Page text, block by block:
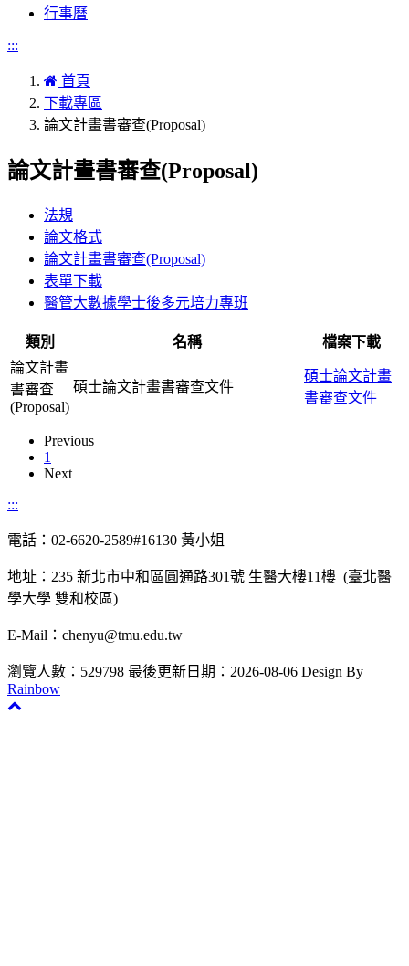
行事曆
:::
首頁
下載專區
論文計畫書審查(Proposal)
論文計畫書審查(Proposal)
法規
論文格式
論文計畫書審查(Proposal)
表單下載
醫管大數據學士後多元培力專班
類別 名稱
檔案下載
論文計畫
書審查
(Proposal)
碩士論文計畫書審查文件
碩士論文計畫
書審查文件
Previous
1
Next
:::
電話：02-6620-2589#16130 黃小姐
地址：235 新北市中和區圓通路301號 生醫大樓11樓 (臺北醫
學大學 雙和校區)
E-Mail：chenyu@tmu.edu.tw
瀏覽人數：529798 最後更新日期：2026-08-06 Design By
Rainbow